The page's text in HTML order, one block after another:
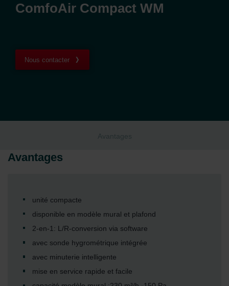
ComfoAir Compact WM
Nous contacter
Avantages
Avantages
unité compacte
disponible en modèle mural et plafond
2-en-1: L/R-conversion via software
avec sonde hygrométrique intégrée
avec minuterie intelligente
mise en service rapide et facile